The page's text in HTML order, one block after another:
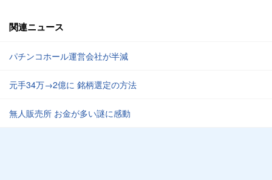
関連ニュース
パチンコホール運営会社が半減
元手34万→2億に 銘柄選定の方法
無人販売所 お金が多い謎に感動